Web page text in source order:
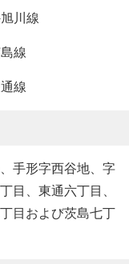
川線
線
線
手形字西谷地、字
目、東通六丁目、
目および茨島七丁